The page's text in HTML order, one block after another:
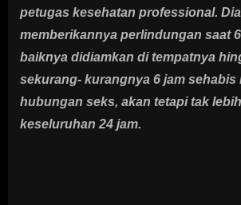
petugas kesehatan professional.
memberikannya perlindungan saat
baiknya didiamkan di tempatnya
sekurang- kurangnya 6 jam sehabis
hubungan seks, akan tetapi tak
keseluruhan 24 jam.